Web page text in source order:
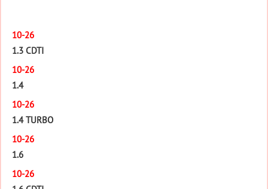
10-26
1.3 CDTI
10-26
1.4
10-26
1.4 TURBO
10-26
1.6
10-26